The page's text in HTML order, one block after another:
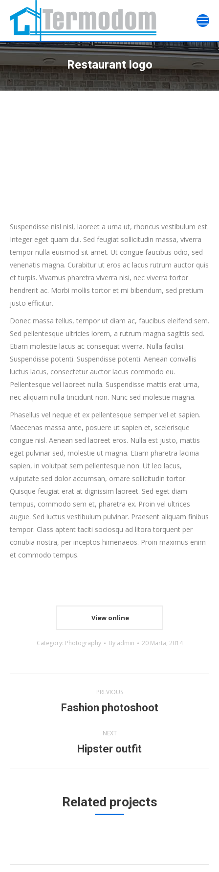
Restaurant logo
Suspendisse nisl nisl, laoreet a urna ut, rhoncus vestibulum est.
Integer eget quam dui. Sed feugiat sollicitudin massa, viverra
tempor nulla euismod sit amet. Ut congue faucibus odio, sed
venenatis magna. Curabitur ut eros ac lacus rutrum auctor quis
et turpis. Vivamus pharetra viverra nisi, nec viverra tortor
hendrerit ac. Morbi mollis tortor et mi bibendum, sed pretium
justo efficitur.
Donec massa tellus, tempor ut diam ac, faucibus eleifend sem.
Sed pellentesque ultricies lorem, a rutrum magna sagittis sed.
Etiam molestie lacus ac consequat viverra. Nulla facilisi.
Suspendisse potenti. Suspendisse potenti. Aenean convallis
luctus lacus, consectetur auctor lacus commodo eu.
Pellentesque vel laoreet nulla. Suspendisse mattis erat urna,
nec aliquam nulla tincidunt non. Nunc sed molestie magna.
Phasellus vel neque et ex pellentesque semper vel et sapien.
Maecenas massa ante, posuere ut sapien et, scelerisque
congue nisl. Aenean sed laoreet eros. Nulla est justo, mattis
eget pulvinar sed, molestie ut magna. Etiam pharetra lacinia
sapien, in volutpat sem pellentesque non. Ut leo lacus,
vulputate sed dolor accumsan, ornare sollicitudin tortor.
Quisque feugiat erat at dignissim laoreet. Sed eget diam
tempus, commodo sem et, pharetra ex. Proin vel ultrices
augue. Sed luctus vestibulum pulvinar. Praesent aliquam finibus
tempor. Class aptent taciti sociosqu ad litora torquent per
conubia nostra, per inceptos himenaeos. Proin maximus enim
et commodo tempus.
View online
Category: Photography By admin 20 Marta, 2014
navigation
PREVIOUS
Previous
Fashion photoshoot
NEXT
Next
Hipster outfit
Related projects